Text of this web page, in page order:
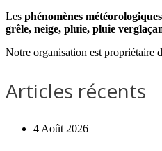
Les phénomènes météorologiques
grêle, neige, pluie, pluie
Notre organisation est propriétaire
Articles récents
4 Août 2026